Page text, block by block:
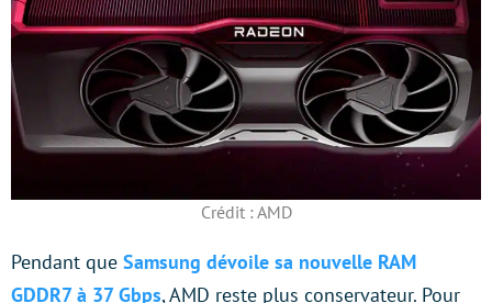
Crédit : AMD
Pendant que Samsung dévoile sa nouvelle RAM
GDDR7 à 37 Gbps, AMD reste plus conservateur. Pour